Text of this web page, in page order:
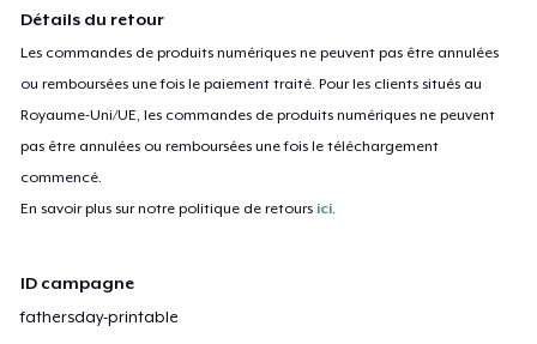
(optional: add washi tape along the top for a finished look)
Détails du retour
Les commandes de produits numériques ne peuvent pas être annulées
ou remboursées une fois le paiement traité. Pour les clients situés au
Royaume-Uni/UE, les commandes de produits numériques ne peuvent
pas être annulées ou remboursées une fois le téléchargement
commencé.
En savoir plus sur notre politique de retours ici
ID campagne
fathersday-printable